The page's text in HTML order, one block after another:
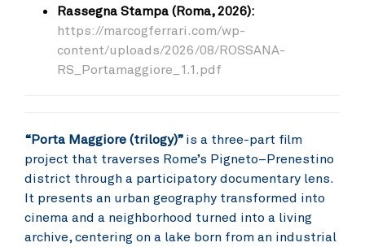
Rassegna Stampa (Roma, 2026):
https://marcogferrari.com/wp-
content/uploads/2026/08/ROSSANA-
RS_Portamaggiore_1.1.pdf
“Porta Maggiore (trilogy)” is a three-part film
project that traverses Rome’s Pigneto–Prenestino
district through a participatory documentary lens.
It presents an urban geography transformed into
cinema and a neighborhood turned into a living
archive, centering on a lake born from an industrial